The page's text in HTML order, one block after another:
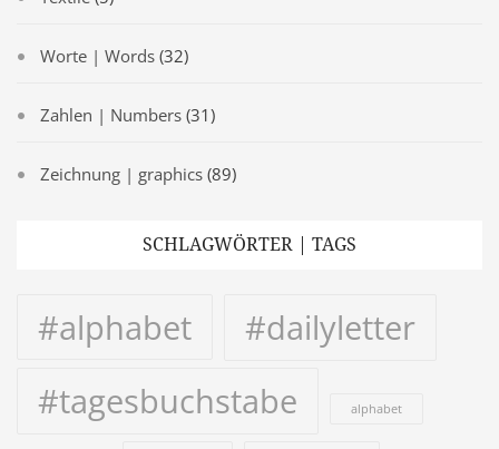
Worte | Words (32)
Zahlen | Numbers (31)
Zeichnung | graphics (89)
SCHLAGWÖRTER | TAGS
#alphabet
#dailyletter
#tagesbuchstabe
alphabet